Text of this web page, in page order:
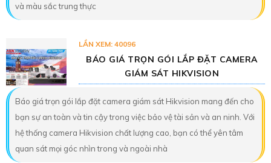
và màu sắc trung thực
LẦN XEM: 40096
BÁO GIÁ TRỌN GÓI LẮP ĐẶT CAMERA
GIÁM SÁT HIKVISION
Báo giá trọn gói lắp đặt camera giám sát Hikvision mang đến cho
bạn sự an toàn và tin cậy trong việc bảo vệ tài sản và an ninh. Với
hệ thống camera Hikvision chất lượng cao, bạn có thể yên tâm
quan sát mọi góc nhìn trong và ngoài nhà